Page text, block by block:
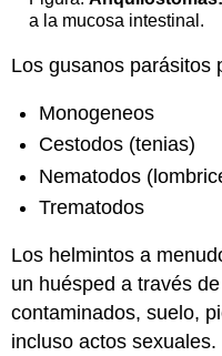
a la mucosa intestinal.
Los gusanos parásitos
Monogeneos
Cestodos (tenias)
Nematodos
Trematodos
Los helmintos a
un huésped a través
contaminados, suelo,
incluso actos